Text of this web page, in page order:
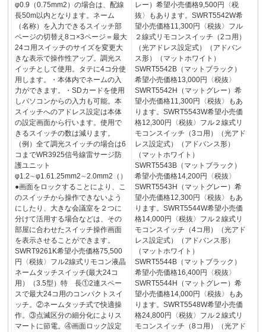
φ0.9（0.75mm2）の場合は、配線
長50m以内となります。ネーム
（名称）を入力できるスイッチ部
ページの切替え8コ×3ページ＝最大
24コ用スイッチのサイズを変更大
きな表示で操作性アップ。調光ス
イッチとして使用。タテに4コ分使
用します。・本体内でネームの入
力ができます。・SDカードを使用
しパソコンからの入力も可能。本
スイッチへのアドレス設定は本体
の設定画面から行います。使用で
きるスイッチの数は減ります。
（例）全て調光スイッチの場合は6
コまでWR3925信号線雷サージ防
護ユニット
φ1.2∼φ1.61.25mm2∼2.0mm2（）
●画面をロックすることにより、こ
のスイッチから操作できないよう
にしたり、大きな会議室を２つに
分けて活用する場合などは、その
部屋に合わせたスイッチ操作画面
を表示させることができます。
SWRT9261K希望小売価格75,500
円〈税抜〉フル2線式リモコン液晶
ネームタッチスイッチ(最大24コ
用）（3.5型）特 長①2連スペー
スで最大24コ用のコンパクトスイ
ッチ。②ネームタッチ式で快適操
作。③点滅区分の細分化によりス
マートに節電。④画面ロック設定
レー）希望小売価格9,500円〈税
抜〉もあります。SWRT5542W希
望小売価格11,300円〈税抜〉フル
２線式リモコンスイッチ（2コ用）
（光アドレス設定式）（アドバン
ス形）（マットホワイト）
SWRT5542B（マットブラック）
希望小売価格13,000円〈税抜〉
SWRT5542H（マットグレー）希
望小売価格11,300円〈税抜〉もあ
ります。SWRT5543W希望小売価
格12,300円〈税抜〉フル２線式リ
モコンスイッチ（3コ用）（光アド
レス設定式）（アドバンス形）
（マットホワイト）
SWRT5543B（マットブラック）
希望小売価格14,200円〈税抜〉
SWRT5543H（マットグレー）希
望小売価格12,300円〈税抜〉もあ
ります。SWRT5544W希望小売価
格14,000円〈税抜〉フル２線式リ
モコンスイッチ（4コ用）（光アド
レス設定式）（アドバンス形）
（マットホワイト）
SWRT5544B（マットブラック）
希望小売価格16,400円〈税抜〉
SWRT5544H（マットグレー）希
望小売価格14,000円〈税抜〉もあ
ります。SWRT5548W希望小売価
格24,800円〈税抜〉フル２線式リ
モコンスイッチ（8コ用）（光アド